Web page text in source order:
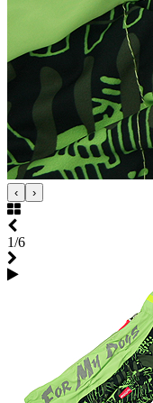
‹ ›
1/6